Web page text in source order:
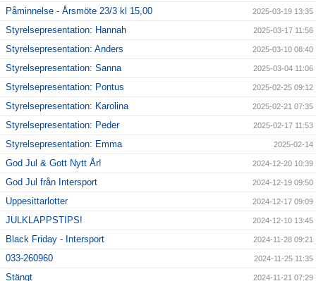
Påminnelse - Årsmöte 23/3 kl 15,00 2025-03-19 13:35
Styrelsepresentation: Hannah 2025-03-17 11:56
Styrelsepresentation: Anders 2025-03-10 08:40
Styrelsepresentation: Sanna 2025-03-04 11:06
Styrelsepresentation: Pontus 2025-02-25 09:12
Styrelsepresentation: Karolina 2025-02-21 07:35
Styrelsepresentation: Peder 2025-02-17 11:53
Styrelsepresentation: Emma 2025-02-14
God Jul & Gott Nytt År! 2024-12-20 10:39
God Jul från Intersport 2024-12-19 09:50
Uppesittarlotter 2024-12-17 09:09
JULKLAPPSTIPS! 2024-12-10 13:45
Black Friday - Intersport 2024-11-28 09:21
033-260960 2024-11-25 11:35
Stängt 2024-11-21 07:29